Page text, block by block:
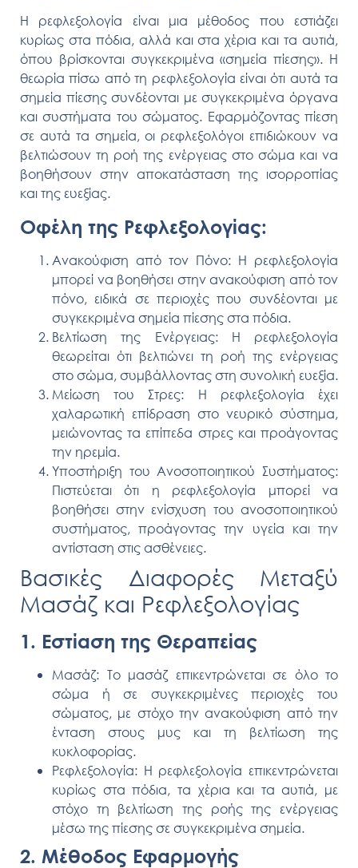
Η ρεφλεξολογία είναι μια μέθοδος που εστιάζει
κυρίως στα πόδια, αλλά και στα χέρια και τα αυτιά,
όπου βρίσκονται συγκεκριμένα «σημεία πίεσης». Η
θεωρία πίσω από τη ρεφλεξολογία είναι ότι αυτά τα
σημεία πίεσης συνδέονται με συγκεκριμένα όργανα
και συστήματα του σώματος. Εφαρμόζοντας πίεση
σε αυτά τα σημεία, οι ρεφλεξολόγοι επιδιώκουν να
βελτιώσουν τη ροή της ενέργειας στο σώμα και να
βοηθήσουν στην αποκατάσταση της ισορροπίας
και της ευεξίας.
Οφέλη της Ρεφλεξολογίας:
Ανακούφιση από τον Πόνο: Η ρεφλεξολογία
μπορεί να βοηθήσει στην ανακούφιση από τον
πόνο, ειδικά σε περιοχές που συνδέονται με
συγκεκριμένα σημεία πίεσης στα πόδια.
Βελτίωση της Ενέργειας:Η ρεφλεξολογία
θεωρείται ότι βελτιώνει τη ροή της ενέργειας
στο σώμα, συμβάλλοντας στη συνολική ευεξία.
Μείωση του Στρες: Η ρεφλεξολογία έχει
χαλαρωτική επίδραση στο νευρικό σύστημα,
μειώνοντας τα επίπεδα στρες και προάγοντας
την ηρεμία.
Υποστήριξη του Ανοσοποιητικού Συστήματος:
Πιστεύεται ότι η ρεφλεξολογία μπορεί να
βοηθήσει στην ενίσχυση του ανοσοποιητικού
συστήματος, προάγοντας την υγεία και την
αντίσταση στις ασθένειες.
Βασικές Διαφορές Μεταξύ
Μασάζ και Ρεφλεξολογίας
1. Εστίαση της Θεραπείας
Μασάζ: Το μασάζ επικεντρώνεται σε όλο το
σώμα ή σε συγκεκριμένες περιοχές του
σώματος, με στόχο την ανακούφιση από την
ένταση στους μυς και τη βελτίωση της
κυκλοφορίας.
Ρεφλεξολογία: Η ρεφλεξολογία επικεντρώνεται
κυρίως στα πόδια, τα χέρια και τα αυτιά, με
στόχο τη βελτίωση της ροής της ενέργειας
μέσω της πίεσης σε συγκεκριμένα σημεία.
2. Μέθοδος Εφαρμογής